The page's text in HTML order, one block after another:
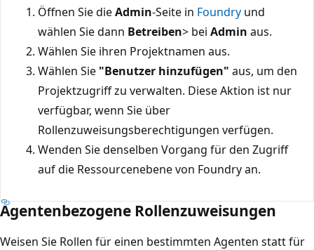
Öffnen Sie dieAdmin-Seite in Foundry und
wählen Sie dann Betreiben> bei Admin aus.
Wählen Sie ihren Projektnamen aus.
Wählen Sie "Benutzer hinzufügen" aus, um den
Projektzugriff zu verwalten. Diese Aktion ist nur
verfügbar, wenn Sie über
Rollenzuweisungsberechtigungen verfügen.
Wenden Sie denselben Vorgang für den Zugriff
auf die Ressourcenebene von Foundry an.
Agentenbezogene Rollenzuweisungen
Weisen Sie Rollen für einen bestimmten Agenten statt für